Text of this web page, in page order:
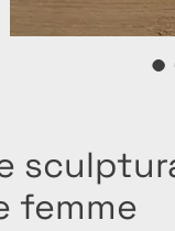
femme